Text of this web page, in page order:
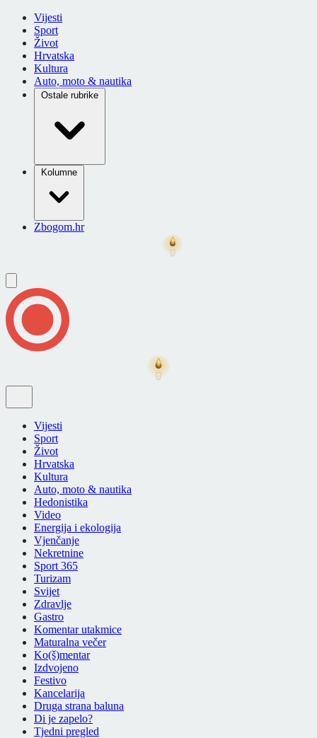
Vijesti
Sport
Život
Hrvatska
Kultura
Auto, moto & nautika
Ostale rubrike
Kolumne
Zbogom.hr
Vijesti
Sport
Život
Hrvatska
Kultura
Auto, moto & nautika
Hedonistika
Video
Energija i ekologija
Vjenčanje
Nekretnine
Sport 365
Turizam
Svijet
Zdravlje
Gastro
Komentar utakmice
Maturalna večer
Ko(š)mentar
Izdvojeno
Festivo
Kancelarija
Druga strana baluna
Di je zapelo?
Tjedni pregled